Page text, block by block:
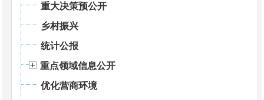
重大决策预公开
乡村振兴
统计公报
重点领域信息公开
优化营商环境